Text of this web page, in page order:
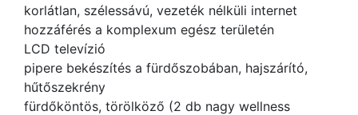
korlátlan, szélessávú, vezeték nélküli internet
hozzáférés a komplexum egész területén
LCD televízió
pipere bekészítés a fürdőszobában, hajszárító,
hűtőszekrény
fürdőköntös, törölköző (2 db nagy wellness